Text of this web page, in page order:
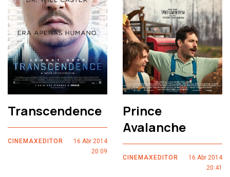
Transcendence
CINEMAXEDITOR
16 Abr 2014
20:09
Prince
Avalanche
CINEMAXEDITOR
16 Abr 2014
20:41